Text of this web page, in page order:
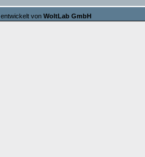
, entwickelt von WoltLab GmbH